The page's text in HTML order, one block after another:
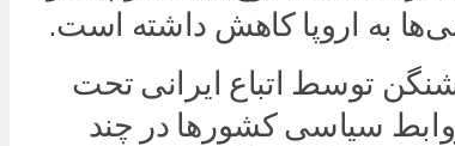
به اروپا کاهش داشته است.
توسط اتباع ایرانی تحت
سیاسی کشورها در چند